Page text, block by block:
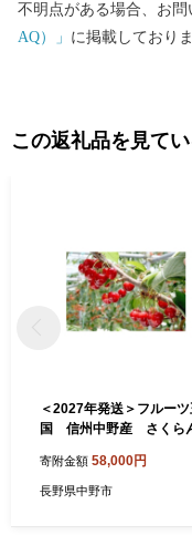
不明点がある場合、お
AQ）」 に掲載しており
この返礼品を見て
＜2027年発送＞フルー
国 信州中野産 さくら
×8パック)【1577323】
寄附金額 58,000円
長野県中野市